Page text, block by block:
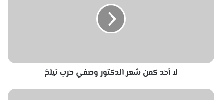
لا أحد كمن شعر الدكتور وصفي حرب تيلخ
عااااجل